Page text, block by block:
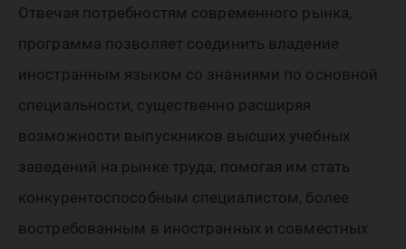
Отвечая потребностям современного рынка,
программа позволяет соединить владение
иностранным языком со знаниями по основной
специальности, существенно расширяя
возможности выпускников высших учебных
заведений на рынке труда, помогая им стать
конкурентоспособным специалистом, более
востребованным в иностранных и совместных